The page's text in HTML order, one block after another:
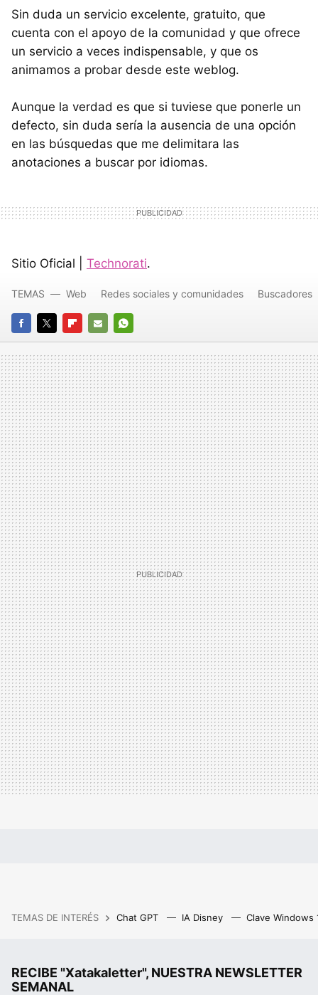
Sin duda un servicio excelente, gratuito, que
cuenta con el apoyo de la comunidad y que ofrece
un servicio a veces indispensable, y que os
animamos a probar desde este weblog.
Aunque la verdad es que si tuviese que ponerle un
defecto, sin duda sería la ausencia de una opción
en las búsquedas que me delimitara las
anotaciones a buscar por idiomas.
Sitio Oficial | Technorati.
FACEBOOK
TWITTERFLIPBOARD
E-
MAIL
WHATSAPP
TEMAS Web Redes sociales y comunidades Buscadores
TEMAS DE INTERÉS Chat GPT IA Disney Clave Windows
RECIBE "Xatakaletter", NUESTRA NEWSLETTER
SEMANAL